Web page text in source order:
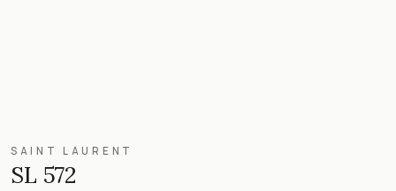
SAINT LAURENT
SL 572